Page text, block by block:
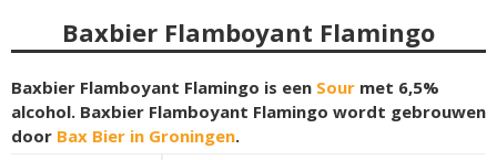
Baxbier Flamboyant Flamingo
Baxbier Flamboyant Flamingo is een Sour met 6,5%
alcohol. Baxbier Flamboyant Flamingo wordt gebrouwen
door Bax Bier in Groningen.